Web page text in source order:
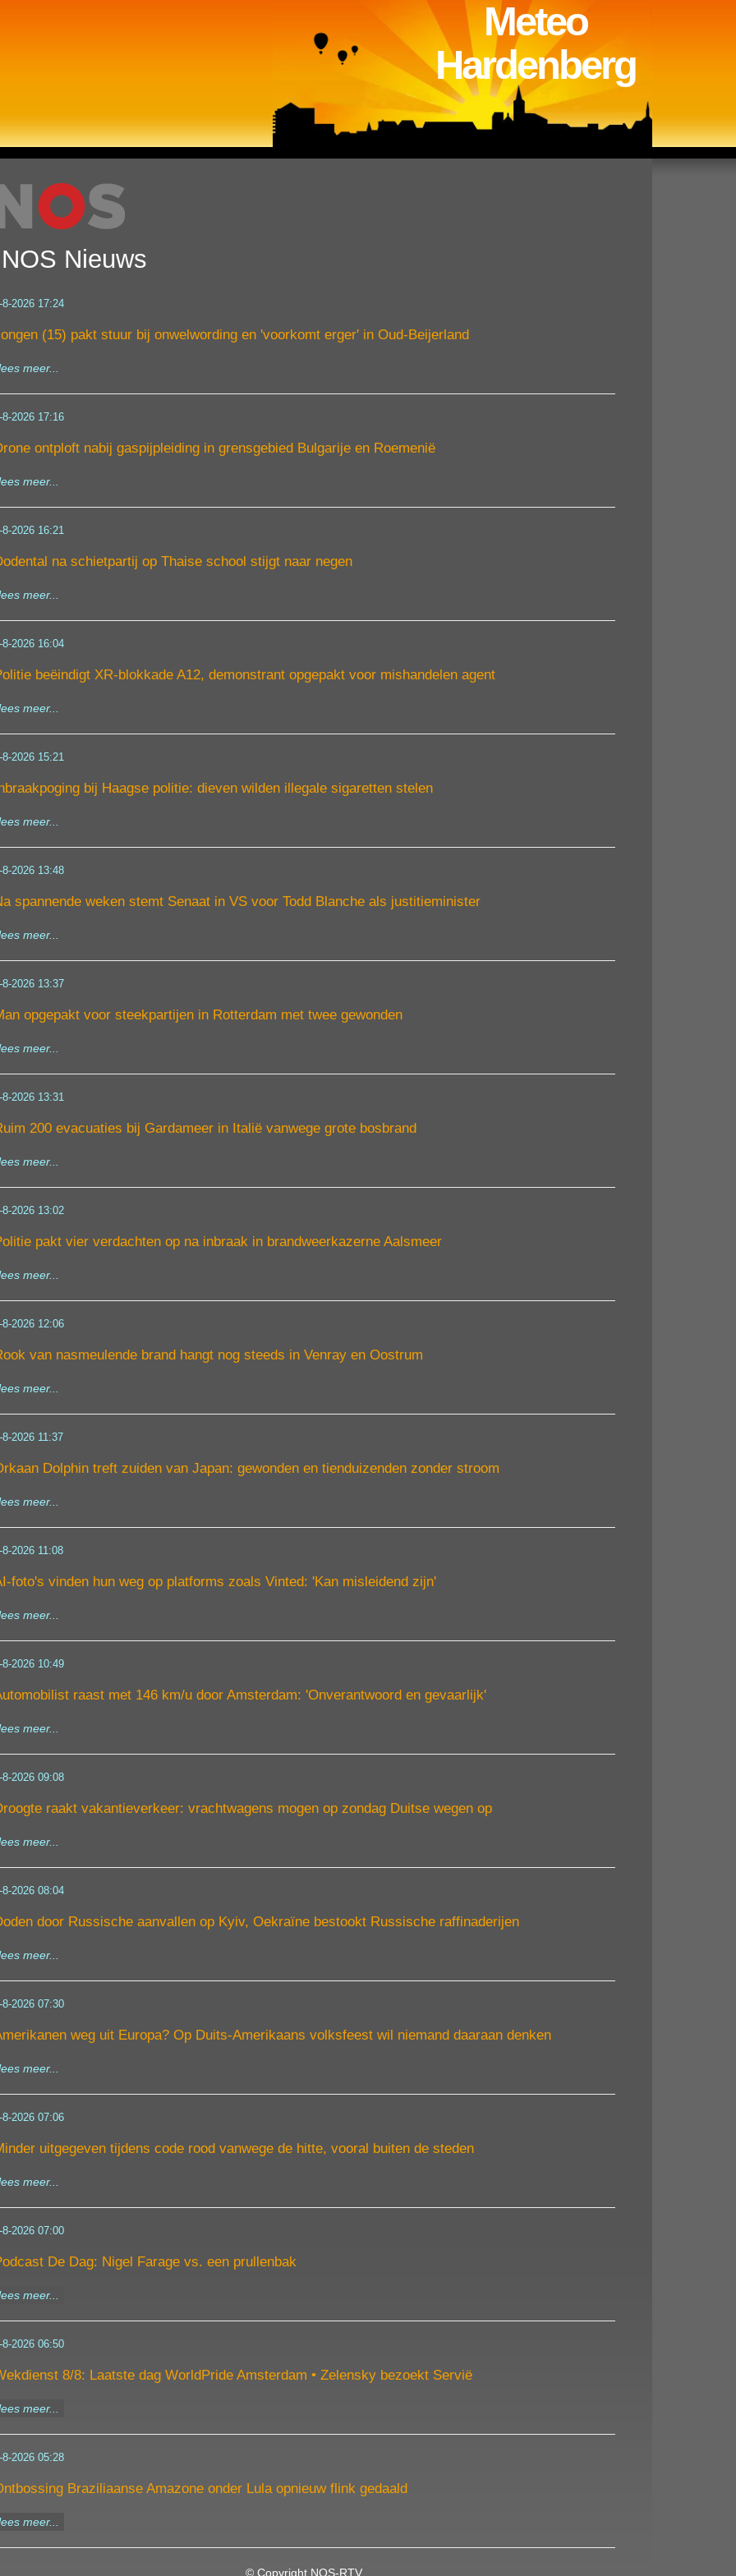
Meteo
Hardenberg
NOS Nieuws
8-2026 17:24
(15) pakt stuur bij onwelwording en 'voorkomt erger' in Oud-Beijerland
meer...
8-2026 17:16
ontploft nabij gaspijpleiding in grensgebied Bulgarije en Roemenië
meer...
8-2026 16:21
na schietpartij op Thaise school stijgt naar negen
meer...
8-2026 16:04
beëindigt XR-blokkade A12, demonstrant opgepakt voor mishandelen agent
meer...
8-2026 15:21
bij Haagse politie: dieven wilden illegale sigaretten stelen
meer...
8-2026 13:48
spannende weken stemt Senaat in VS voor Todd Blanche als justitieminister
meer...
8-2026 13:37
opgepakt voor steekpartijen in Rotterdam met twee gewonden
meer...
8-2026 13:31
200 evacuaties bij Gardameer in Italië vanwege grote bosbrand
meer...
8-2026 13:02
pakt vier verdachten op na inbraak in brandweerkazerne Aalsmeer
meer...
8-2026 12:06
van nasmeulende brand hangt nog steeds in Venray en Oostrum
meer...
8-2026 11:37
Dolphin treft zuiden van Japan: gewonden en tienduizenden zonder stroom
meer...
8-2026 11:08
foto's vinden hun weg op platforms zoals Vinted: 'Kan misleidend zijn'
meer...
8-2026 10:49
raast met 146 km/u door Amsterdam: 'Onverantwoord en gevaarlijk'
meer...
8-2026 09:08
raakt vakantieverkeer: vrachtwagens mogen op zondag Duitse wegen op
meer...
8-2026 08:04
door Russische aanvallen op Kyiv, Oekraïne bestookt Russische raffinaderijen
meer...
8-2026 07:30
weg uit Europa? Op Duits-Amerikaans volksfeest wil niemand daaraan denken
meer...
8-2026 07:06
uitgegeven tijdens code rood vanwege de hitte, vooral buiten de steden
meer...
8-2026 07:00
De Dag: Nigel Farage vs. een prullenbak
meer...
8-2026 06:50
8/8: Laatste dag WorldPride Amsterdam • Zelensky bezoekt Servië
meer...
8-2026 05:28
Braziliaanse Amazone onder Lula opnieuw flink gedaald
meer...
©Copyright NOS-RTV